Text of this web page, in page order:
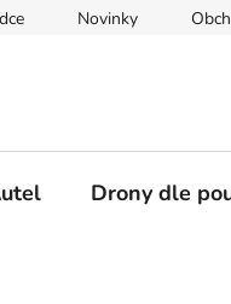
Novinky
Drony dle